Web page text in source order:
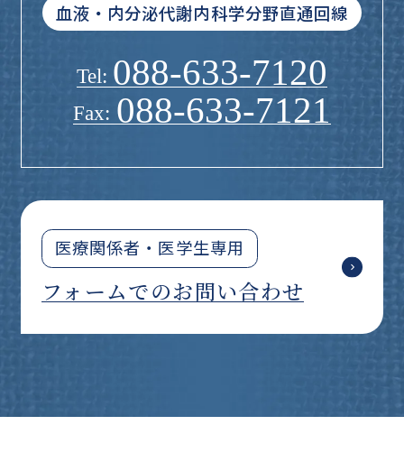
血液・内分泌代謝内科学分野直通回線
Tel: 088-633-7120
Fax: 088-633-7121
医療関係者・医学生専用
フォームでのお問い合わせ